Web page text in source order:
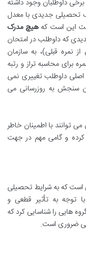
داوطلبان وجود داشته
تحصیلی جدیدی با معدل
این است کههیچ مدرک
که داوطلب در امتحان
نمره قبلی)، به سازمان
محاسبه تراز و رتبه
اصلی داوطلب تغییری نمی
سنجش به روزرسانی می
توانند با اطمینان خاطر
کرده و گامی مهم در جهت
که به شرایط تحصیلی
توجه به تأثیر قطعی و
هایی را شناسایی کرد که
ضروری است.